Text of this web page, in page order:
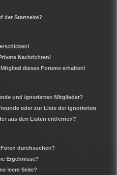
der Startseite?
Nachrichten!
dieses Forums erhalten!
und ignorierten Mitglieder?
oder zur Liste der ignorierten
aus den Listen entfernen?
durchsuchen?
Ergebnisse?
leere Seite?